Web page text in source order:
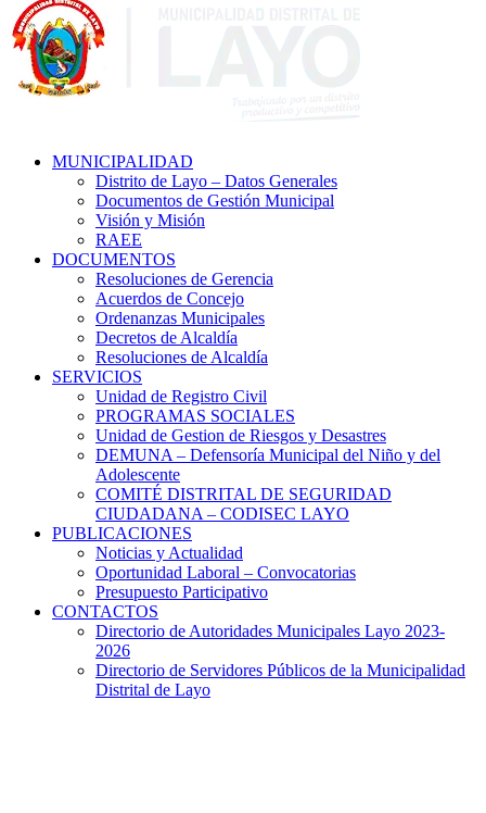
MUNICIPALIDAD
Distrito de Layo – Datos Generales
Documentos de Gestión Municipal
Visión y Misión
RAEE
DOCUMENTOS
Resoluciones de Gerencia
Acuerdos de Concejo
Ordenanzas Municipales
Decretos de Alcaldía
Resoluciones de Alcaldía
SERVICIOS
Unidad de Registro Civil
PROGRAMAS SOCIALES
Unidad de Gestion de Riesgos y Desastres
DEMUNA – Defensoría Municipal del Niño y del
Adolescente
COMITÉ DISTRITAL DE SEGURIDAD
CIUDADANA – CODISEC LAYO
PUBLICACIONES
Noticias y Actualidad
Oportunidad Laboral – Convocatorias
Presupuesto Participativo
CONTACTOS
Directorio de Autoridades Municipales Layo 2023-
2026
Directorio de Servidores Públicos de la Municipalidad
Distrital de Layo